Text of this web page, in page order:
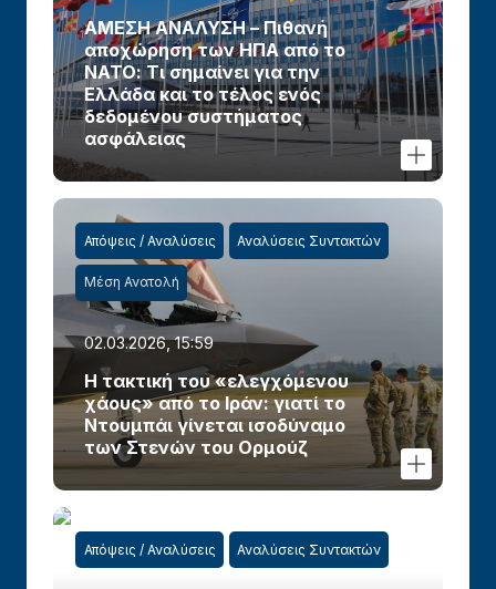
ΑΜΕΣΗ ΑΝΑΛΥΣΗ – Πιθανή
αποχώρηση των ΗΠΑ από το
ΝΑΤΟ: Τι σημαίνει για την
Ελλάδα και το τέλος ενός
δεδομένου συστήματος
ασφάλειας
Απόψεις / Αναλύσεις Αναλύσεις Συντακτών
Μέση Ανατολή
02.03.2026, 15:59
Η τακτική του «ελεγχόμενου
χάους» από το Ιράν: γιατί το
Ντουμπάι γίνεται ισοδύναμο
των Στενών του Ορμούζ
Απόψεις / Αναλύσεις Αναλύσεις Συντακτών